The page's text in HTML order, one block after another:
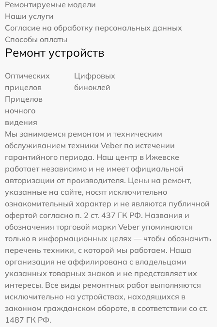
Ремонтируемые модели
Наши услуги
Согласие на обработку персональных данных
Способы оплаты
Ремонт устройств
Оптических
прицелов
Цифровых
биноклей
Прицелов
ночного
видения
Мы занимаемся ремонтом и техническим
обслуживанием техники Veber по истечении
гарантийного периода. Наш центр в Ижевске
работает независимо и не имеет официальной
авторизации от производителя. Цены на ремонт,
указанные на сайте, носят исключительно
ознакомительный характер и не являются публичной
офертой согласно п. 2 ст. 437 ГК РФ. Названия и
обозначения торговой марки Veber упоминаются
только в информационных целях — чтобы обозначить
перечень техники, с которой мы работаем. Наша
организация не аффилирована с владельцами
указанных товарных знаков и не представляет их
интересы. Все виды ремонтных работ выполняются
исключительно на устройствах, находящихся в
законном гражданском обороте, в соответствии со ст.
1487 ГК РФ.